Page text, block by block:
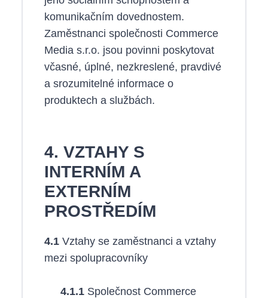
komunikačním dovednostem.
Zaměstnanci společnosti Commerce
Media s.r.o. jsou povinni poskytovat
včasné, úplné, nezkreslené, pravdivé
a srozumitelné informace o
produktech a službách.
4. VZTAHY S
INTERNÍM A
EXTERNÍM
PROSTŘEDÍM
4.1Vztahy se zaměstnanci a vztahy
mezi spolupracovníky
4.1.1Společnost Commerce